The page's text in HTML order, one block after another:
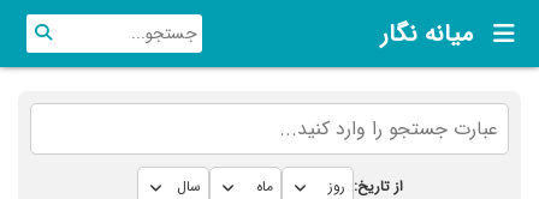
میانه نگار
از تاریخ: